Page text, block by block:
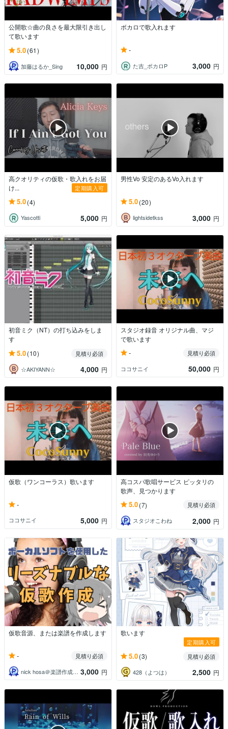
公開歌☆曲の良さを最大限引き出し
て歌います
5.0(61)
加藤はるか_Sing 10,000 円
ボカロで歌入れます
-
た吉_ボカロP 3,000 円
高クオリティの仮歌・歌入れをお届
け...
定期購入可
5.0(4)
Yascotti 5,000 円
男性Vo 安定のあるVo入れます
5.0(20)
lightsidetkss 3,000 円
初音ミク（NT）の打ち込みをしま
す
5.0(10)
見積り必須
☆AKIYANN☆
4,000 円
スタジオ録音 オリジナル曲、マジ
で歌います
-
見積り必須
ココサニイ
50,000 円
仮歌（ワンコーラス）歌います
-
ココサニイ 5,000 円
高コスパ歌唱サービス ピッタリの
歌声、見つかります
5.0(7)
見積り必須
スタジオこわね
2,000 円
仮歌音源、または楽譜を作成します
-
見積り必須
nick hosa＠楽譜作成サービス 3,000 円
歌います
定期購入可
5.0(3)
見積り必須
428（よつは）
2,500 円